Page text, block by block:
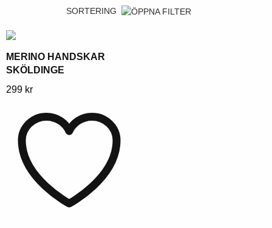
SORTERING
MERINO HANDSKAR
SKÖLDINGE
Denna
flera
varianter.
Alternativen
299 kr